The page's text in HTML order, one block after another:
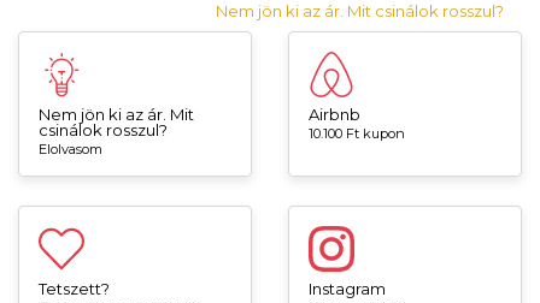
Nem jön ki az ár. Mit csinálok rosszul?
Nem jön ki az ár. Mit
csinálok rosszul?
Elolvasom
Airbnb
10.100 Ft kupon
Tetszett? Instagram